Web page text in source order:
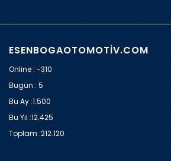
ESENBOGAOTOMOTİV.COM
Online : -310
Bugün :5
Bu Ay :1.500
Bu Yıl :12.425
Toplam :212.120